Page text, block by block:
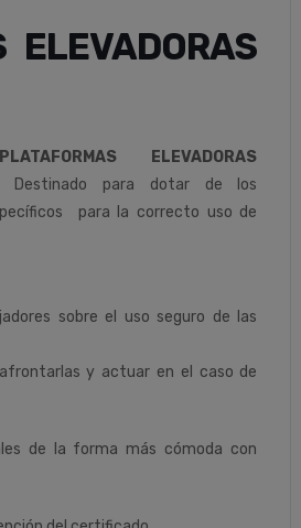
ELEVADORAS
para dotar de los
para la correcto uso de
sobre el uso seguro de las
y actuar en el caso de
de la forma más cómoda con